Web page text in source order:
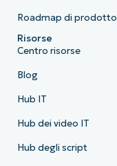
Roadmap di prodotto
Risorse
Centro risorse
Blog
Hub IT
Hub dei video IT
Hub degli script